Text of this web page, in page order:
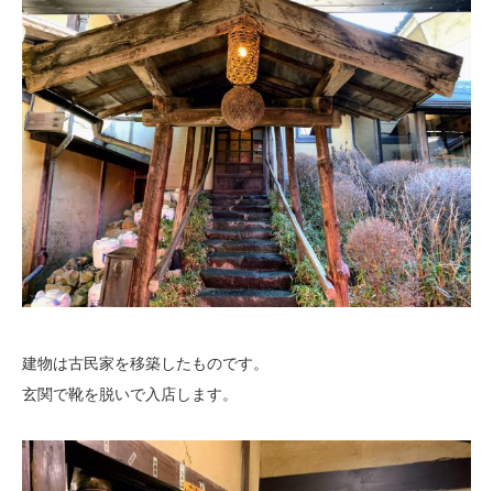
建物は古民家を移築したものです。
玄関で靴を脱いで入店します。